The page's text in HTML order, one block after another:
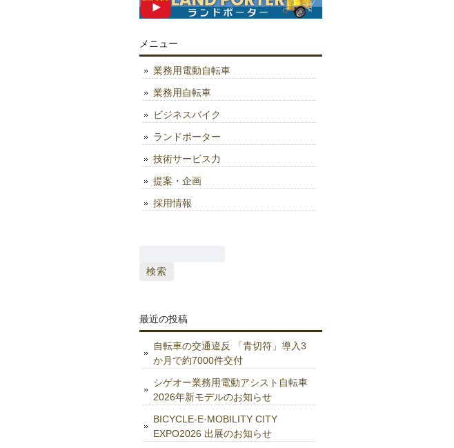
メニュー
業務用電動自転車
業務用自転車
ビジネスバイク
ランドポーター
技術サービス力
提案・企画
採用情報
索:
最近の投稿
自転車の交通違反 「青切符」導入3
か月で約7000件交付
シゲオー業務用電動アシスト自転車
2026年新モデルのお知らせ
BICYCLE-E·MOBILITY CITY
EXPO2026 出展のお知らせ